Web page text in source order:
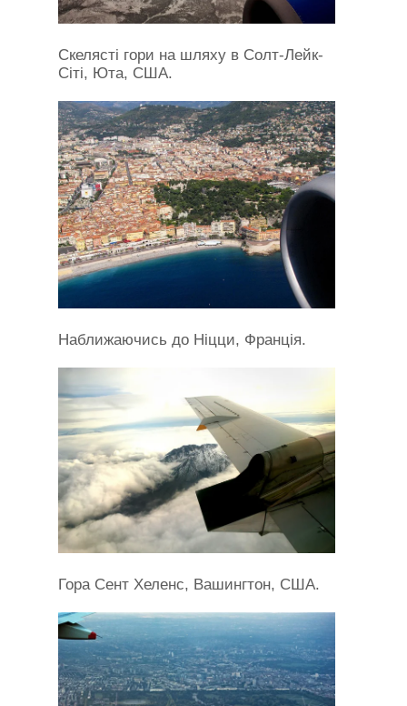
Скелясті гори на шляху в Солт-Лейк-
Сіті, Юта, США.
Наближаючись до Ніцци, Франція.
Гора Сент Хеленс, Вашингтон, США.